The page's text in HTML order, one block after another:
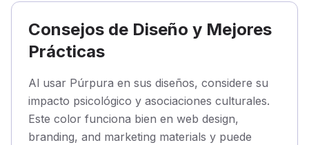
Consejos de Diseño y Mejores
Prácticas
Al usar Púrpura en sus diseños, considere su
impacto psicológico y asociaciones culturales.
Este color funciona bien en web design,
branding, and marketing materials y puede